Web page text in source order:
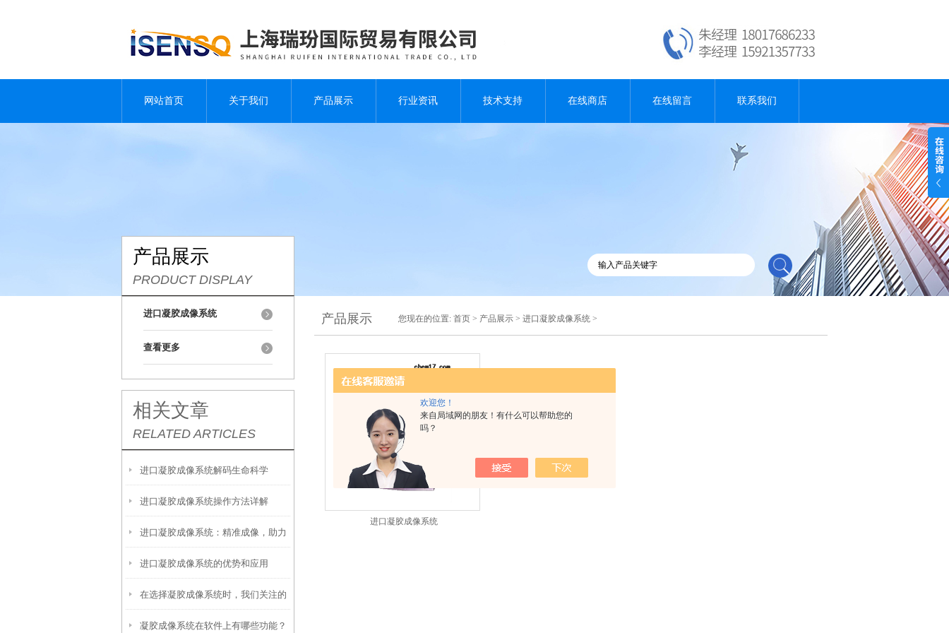
欢迎您！
来自局域网的朋友！有什么可以帮助您的
吗？
网站首页 关于我们 产品展示 行业资讯 技术支持 在线商店 在线留言 联系我们
产品展示
PRODUCT DISPLAY
进口凝胶成像系统
查看更多
相关文章
RELATED ARTICLES
进口凝胶成像系统解码生命科学
的“光影捕手”应用全景图
进口凝胶成像系统操作方法详解
进口凝胶成像系统：精准成像，助力
科研新突破
进口凝胶成像系统的优势和应用
在选择凝胶成像系统时，我们关注的
问题通常有以下这些方面
凝胶成像系统在软件上有哪些功能？
产品展示 您现在的位置: 首页 > 产品展示 > 进口凝胶成像系统 >
进口凝胶成像系统